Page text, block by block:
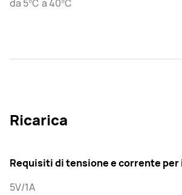
da 5℃ a 40℃
Ricarica
Requisiti di tensione e corrente
5V/1A